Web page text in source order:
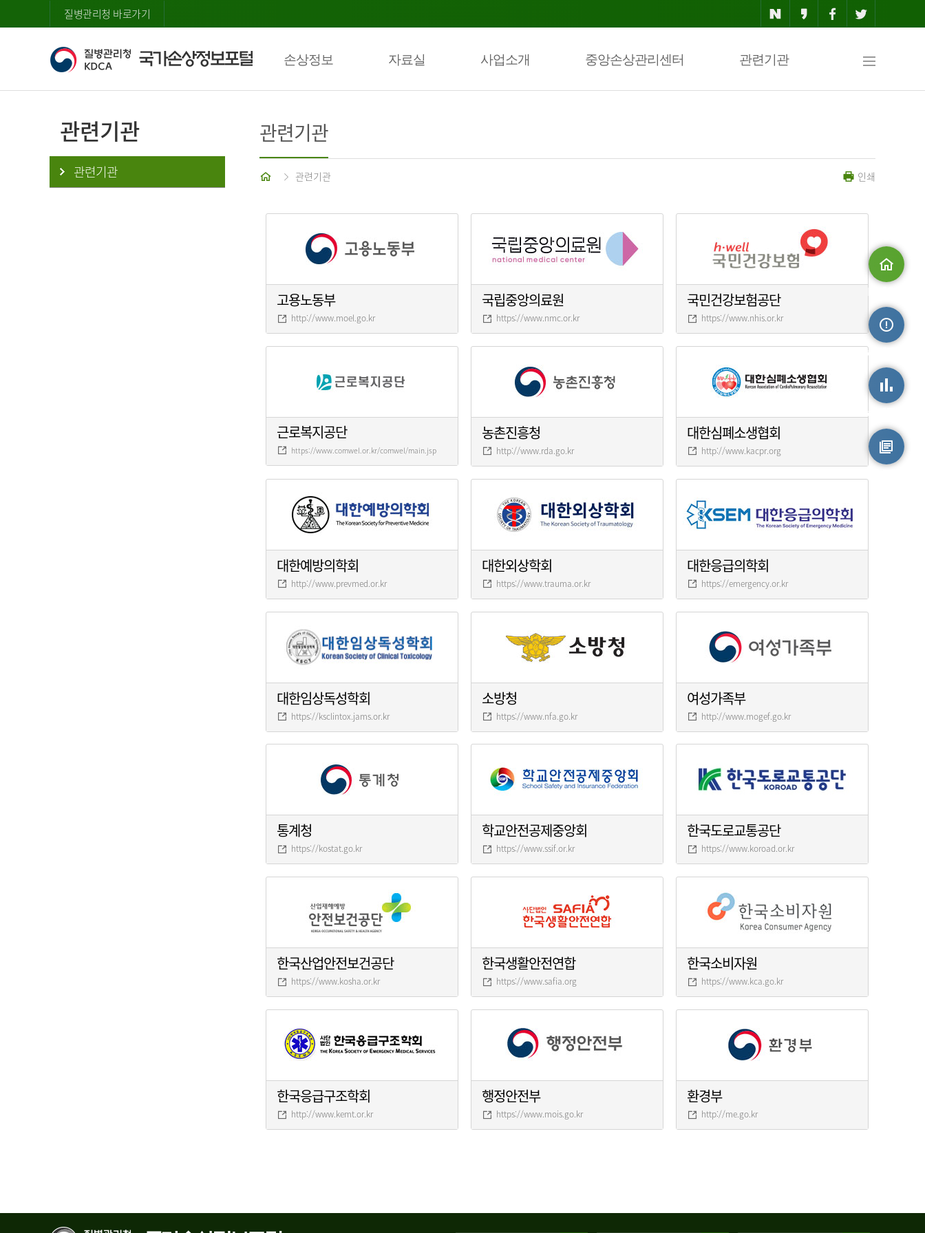
질병관리청 바로가기
손상정보 자료실 사업소개 중앙손상관리센터 관련기관
맵
관련기관
관련기관
관련기관
홈 관련기관 인쇄
고용노동부
http://www.moel.go.kr
국립중앙의료원
https://www.nmc.or.kr
국민건강보험공단
https://www.nhis.or.kr
근로복지공단
https://www.comwel.or.kr/comwel/main.jsp
농촌진흥청
http://www.rda.go.kr
대한심폐소생협회
http://www.kacpr.org
대한예방의학회
http://www.prevmed.or.kr
대한외상학회
https://www.trauma.or.kr
대한응급의학회
https://emergency.or.kr
대한임상독성학회
https://ksclintox.jams.or.kr
소방청
https://www.nfa.go.kr
여성가족부
http://www.mogef.go.kr
통계청
https://kostat.go.kr
학교안전공제중앙회
https://www.ssif.or.kr
한국도로교통공단
https://www.koroad.or.kr
한국산업안전보건공단
https://www.kosha.or.kr
한국생활안전연합
https://www.safia.org
한국소비자원
https://www.kca.go.kr
한국응급구조학회
http://www.kemt.or.kr
행정안전부
https://www.mois.go.kr
환경부
http://me.go.kr